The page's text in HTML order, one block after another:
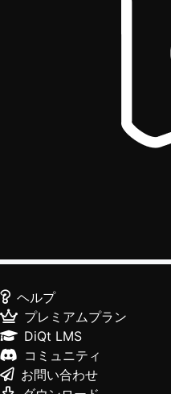
ヘルプ
プレミアムプラン
DiQt LMS
コミュニティ
お問い合わせ